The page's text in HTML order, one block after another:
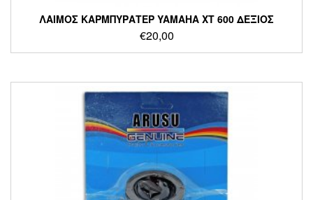
ΛΑΙΜΟΣ ΚΑΡΜΠΥΡΑΤΕΡ YAMAHA XT 600 ΔΕΞΙΟΣ
€20,00